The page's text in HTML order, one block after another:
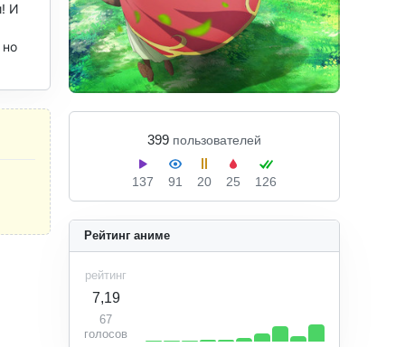
399 пользователей
137 91 20 25 126
Рейтинг аниме
рейтинг
7,19
67
голосов
И